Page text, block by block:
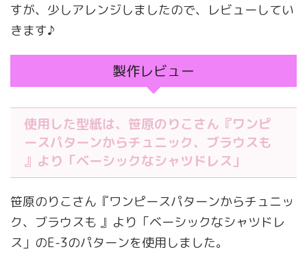
すが、少しアレンジしましたので、レビューしてい
きます♪
製作レビュー
使用した型紙は、笹原のりこさん『ワンピ
ースパターンからチュニック、ブラウスも
』より「ベーシックなシャツドレス」
笹原のりこさん『ワンピースパターンからチュニッ
ク、ブラウスも 』より「ベーシックなシャツドレ
ス」のE-3のパターンを使用しました。